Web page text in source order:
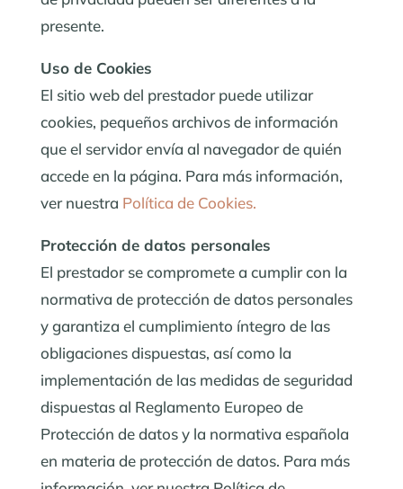
presente.
Uso de Cookies
El sitio web del prestador puede utilizar
cookies, pequeños archivos de información
que el servidor envía al navegador de quién
accede en la página. Para más información,
ver nuestra Política de Cookies.
Protección de datos personales
El prestador se compromete a cumplir con la
normativa de protección de datos personales
y garantiza el cumplimiento íntegro de las
obligaciones dispuestas, así como la
implementación de las medidas de seguridad
dispuestas al Reglamento Europeo de
Protección de datos y la normativa española
en materia de protección de datos. Para más